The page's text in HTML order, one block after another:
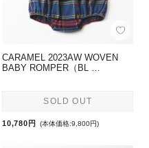
CARAMEL 2023AW WOVEN
BABY ROMPER（BL …
SOLD OUT
10,780円 (本体価格:9,800円)